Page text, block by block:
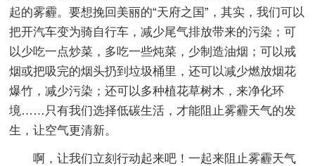
起的雾霾。要想挽回美丽的“天府之国”，其实，我们可以
把开汽车变为骑自行车，减少尾气排放带来的污染；可
以少吃一点炒菜，多吃一些炖菜，少制造油烟；可以戒
烟或把吸完的烟头扔到垃圾桶里，还可以减少燃放烟花
爆竹，减少污染；还可以多种植花草树木，来净化环
境……只有我们选择低碳生活，才能阻止雾霾天气的发
生，让空气更清新。
啊，让我们立刻行动起来吧！一起来阻止雾霾天气